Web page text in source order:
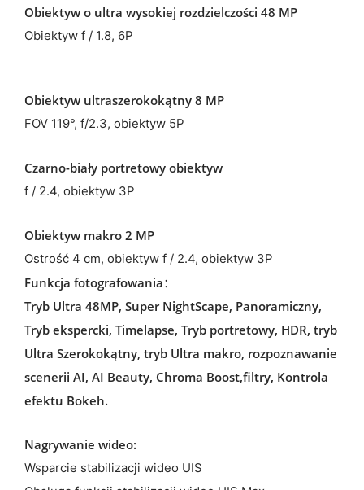
Obiektyw o ultra wysokiej rozdzielczości 48 MP
Obiektyw f / 1.8, 6P
Obiektyw ultraszerokokątny 8 MP
FOV 119°, f/2.3, obiektyw 5P
Czarno-biały portretowy obiektyw
f / 2.4, obiektyw 3P
Obiektyw makro 2 MP
Ostrość 4 cm, obiektyw f / 2.4, obiektyw 3P
Funkcja fotografowania：
Tryb Ultra 48MP, Super NightScape, Panoramiczny,
Tryb ekspercki, Timelapse, Tryb portretowy, HDR, tryb
Ultra Szerokokątny, tryb Ultra makro, rozpoznawanie
scenerii AI, AI Beauty, Chroma Boost,filtry, Kontrola
efektu Bokeh.
Nagrywanie wideo:
Wsparcie stabilizacji wideo UIS